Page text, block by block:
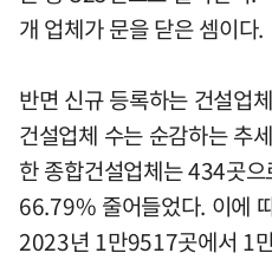
개 업체가 문을 닫은 셈이다.
반면 신규 등록하는 건설업
건설업체 수는 순감하는 추
한 종합건설업체는 434곳
66.79% 줄어들었다. 이에
2023년 1만9517곳에서 1